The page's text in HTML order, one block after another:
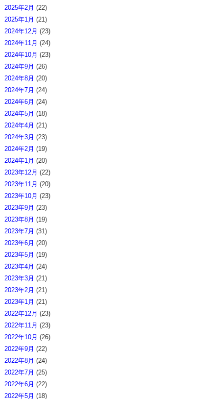
2025年2月 (22)
2025年1月 (21)
2024年12月 (23)
2024年11月 (24)
2024年10月 (23)
2024年9月 (26)
2024年8月 (20)
2024年7月 (24)
2024年6月 (24)
2024年5月 (18)
2024年4月 (21)
2024年3月 (23)
2024年2月 (19)
2024年1月 (20)
2023年12月 (22)
2023年11月 (20)
2023年10月 (23)
2023年9月 (23)
2023年8月 (19)
2023年7月 (31)
2023年6月 (20)
2023年5月 (19)
2023年4月 (24)
2023年3月 (21)
2023年2月 (21)
2023年1月 (21)
2022年12月 (23)
2022年11月 (23)
2022年10月 (26)
2022年9月 (22)
2022年8月 (24)
2022年7月 (25)
2022年6月 (22)
2022年5月 (18)